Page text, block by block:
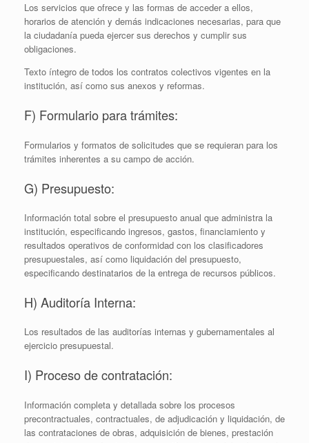
Los servicios que ofrece y las formas de acceder a ellos,
horarios de atención y demás indicaciones necesarias, para que
la ciudadanía pueda ejercer sus derechos y cumplir sus
obligaciones.
Texto íntegro de todos los contratos colectivos vigentes en la
institución, así­ como sus anexos y reformas.
F) Formulario para trámites:
Formularios y formatos de solicitudes que se requieran para los
trámites inherentes a su campo de acción.
G) Presupuesto:
Información total sobre el presupuesto anual que administra la
institución, especificando ingresos, gastos, financiamiento y
resultados operativos de conformidad con los clasificadores
presupuestales, así como liquidación del presupuesto,
especificando destinatarios de la entrega de recursos públicos.
H) Auditoría Interna:
Los resultados de las auditorías internas y gubernamentales al
ejercicio presupuestal.
I) Proceso de contratación:
Información completa y detallada sobre los procesos
precontractuales, contractuales, de adjudicación y liquidación, de
las contrataciones de obras, adquisición de bienes, prestación